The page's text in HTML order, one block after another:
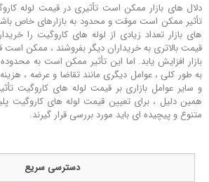
دلال ‌های بازار ممکن است تأثیری در قیمت لوله
تأثیر ممکن است موقت و محدود به بازارهای خاص
های بازار تعداد زیادی از لوله‌ های کاروگیت را
قیمت بالاتری به خریداران دیگر بفروشند ، ممکن
بازار افزایش یابد. اما این تأثیر ممکن است به
به طور کلی ، عوامل دیگری مانند تقاضا و عرضه ، هزینه‌
و سایر عوامل بازاری بر قیمت لوله‌ های کاروگیت
همین دلیل ، برای تعیین قیمت لوله‌ های کاروگیت
متنوع و پیچیده‌ ای باید مورد بررسی قرار گیرند.
دسترسی سریع